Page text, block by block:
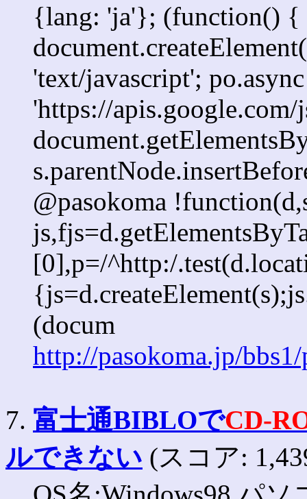
{lang: 'ja'}; (function() {
'text/javascript';
'https://
@pasokoma
[0],p=/^http:/
(docum
http://pasokoma.jp/
7. 富士通BIBLOでCD-
ルできない (スコア: